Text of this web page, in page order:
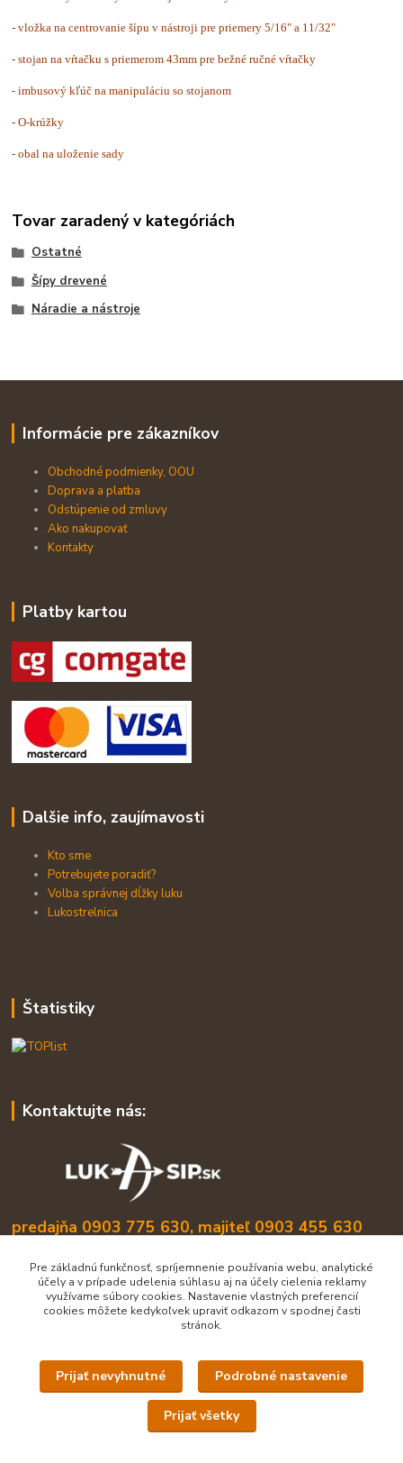
- vložka na centrovanie šípu v nástroji pre priemery 5/16" a 11/32"
- stojan na vŕtačku s priemerom 43mm pre bežné ručné vŕtačky
- imbusový kľúč na manipuláciu so stojanom
- O-krúžky
- obal na uloženie sady
Tovar zaradený v kategóriách
Ostatné
Šípy drevené
Náradie a nástroje
Informácie pre zákazníkov
Obchodné podmienky, OOU
Doprava a platba
Odstúpenie od zmluvy
Ako nakupovať
Kontakty
Platby kartou
Dalšie info, zaujímavosti
Kto sme
Potrebujete poradiť?
Volba správnej dĺžky luku
Lukostrelnica
Štatistiky
Kontaktujte nás:
predajňa 0903 775 630, majiteľ 0903 455 630
info@lukasip.sk
Upravit sběr cookies.
Pre základnú funkčnosť, spríjemnenie používania webu, analytické
účely a v prípade udelenia súhlasu aj na účely cielenia reklamy
využívame súbory cookies. Nastavenie vlastných preferencií
cookies môžete kedykoľvek upraviť odkazom v spodnej časti
stránok.
Prijať nevyhnutné Podrobné nastavenie
Prijať všetky